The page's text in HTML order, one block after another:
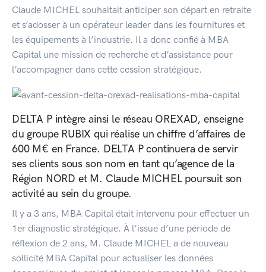
Claude MICHEL souhaitait anticiper son départ en retraite
et s’adosser à un opérateur leader dans les fournitures et
les équipements à l’industrie. Il a donc confié à MBA
Capital une mission de recherche et d’assistance pour
l’accompagner dans cette cession stratégique.
DELTA P intègre ainsi le réseau OREXAD, enseigne
du groupe RUBIX qui réalise un chiffre d’affaires de
600 M€ en France. DELTA P continuera de servir
ses clients sous son nom en tant qu’agence de la
Région NORD et M. Claude MICHEL poursuit son
activité au sein du groupe.
Il y a 3 ans, MBA Capital était intervenu pour effectuer un
1er diagnostic stratégique. À l’issue d’une période de
réflexion de 2 ans, M. Claude MICHEL a de nouveau
sollicité MBA Capital pour actualiser les données